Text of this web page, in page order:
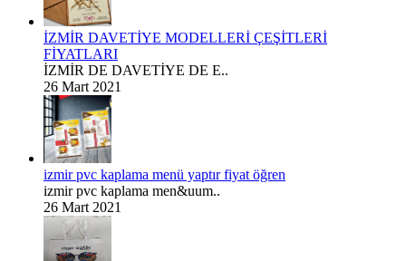
İZMİR DAVETİYE MODELLERİ ÇEŞİTLERİ
FİYATLARI
İZMİR DE DAVETİYE DE E..
26 Mart 2021
izmir pvc kaplama menü yaptır fiyat öğren
izmir pvc kaplama men&uum..
26 Mart 2021